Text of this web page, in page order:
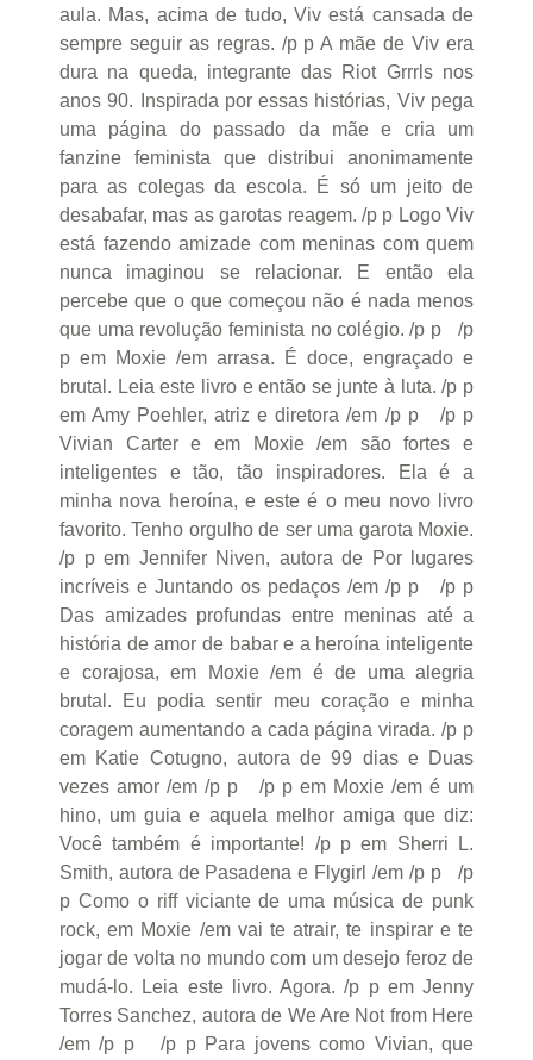
aula. Mas, acima de tudo, Viv está cansada de
sempre seguir as regras. /p p A mãe de Viv era
dura na queda, integrante das Riot Grrrls nos
anos 90. Inspirada por essas histórias, Viv pega
uma página do passado da mãe e cria um
fanzine feminista que distribui anonimamente
para as colegas da escola. É só um jeito de
desabafar, mas as garotas reagem. /p p Logo Viv
está fazendo amizade com meninas com quem
nunca imaginou se relacionar. E então ela
percebe que o que começou não é nada menos
que uma revolução feminista no colégio. /p p /p
p em Moxie /em arrasa. É doce, engraçado e
brutal. Leia este livro e então se junte à luta. /p p
em Amy Poehler, atriz e diretora /em /p p /p p
Vivian Carter e em Moxie /em são fortes e
inteligentes e tão, tão inspiradores. Ela é a
minha nova heroína, e este é o meu novo livro
favorito. Tenho orgulho de ser uma garota Moxie.
/p p em Jennifer Niven, autora de Por lugares
incríveis e Juntando os pedaços /em /p p /p p
Das amizades profundas entre meninas até a
história de amor de babar e a heroína inteligente
e corajosa, em Moxie /em é de uma alegria
brutal. Eu podia sentir meu coração e minha
coragem aumentando a cada página virada. /p p
em Katie Cotugno, autora de 99 dias e Duas
vezes amor /em /p p /p p em Moxie /em é um
hino, um guia e aquela melhor amiga que diz:
Você também é importante! /p p em Sherri L.
Smith, autora de Pasadena e Flygirl /em /p p /p
p Como o riff viciante de uma música de punk
rock, em Moxie /em vai te atrair, te inspirar e te
jogar de volta no mundo com um desejo feroz de
mudá-lo. Leia este livro. Agora. /p p em Jenny
Torres Sanchez, autora de We Are Not from Here
/em /p p /p p Para jovens como Vivian, que